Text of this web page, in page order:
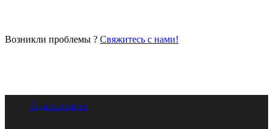
Возникли проблемы ? Свяжитесь с нами!
Задать вопрос